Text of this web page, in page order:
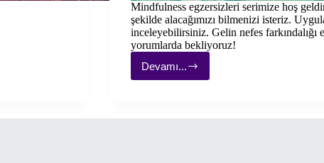
Mindfulness egzersizleri serimize hoş
şekilde alacağımızı bilmenizi isteriz.
inceleyebilirsiniz. Gelin nefes farkındalığı
yorumlarda bekliyoruz!
Devamı...Mindfulness
Egzersizleri